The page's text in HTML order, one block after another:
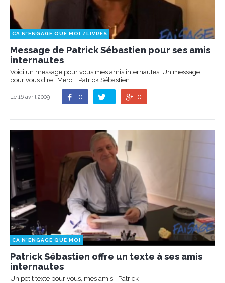
CA N'ENGAGE QUE MOI /LIVRES
Message de Patrick Sébastien pour ses amis
internautes
Voici un message pour vous mes amis internautes. Un message
pour vous dire : Merci ! Patrick Sébastien
Le 16 avril 2009 0 0
CA N'ENGAGE QUE MOI
Patrick Sébastien offre un texte à ses amis
internautes
Un petit texte pour vous, mes amis… Patrick